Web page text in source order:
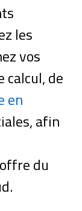
les
vos
calcul, de
en
afin
du